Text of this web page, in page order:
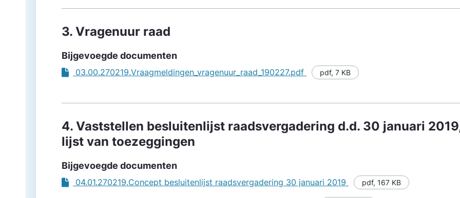
3. Vragenuur raad
Bijgevoegde documenten
03.00.270219.Vraagmeldingen_vragenuur_raad_190227.pdf pdf, 7 KB
4. Vaststellen besluitenlijst raadsvergadering d.d. 30 januari
lijst van toezeggingen
Bijgevoegde documenten
04.01.270219.Concept besluitenlijst raadsvergadering 30 januari 2019 pdf, 167 KB